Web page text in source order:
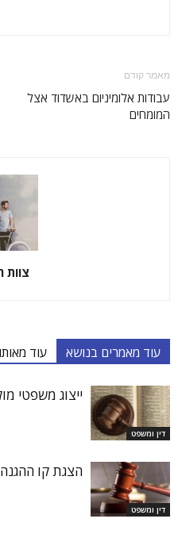
מאמר קודם
עבודות אלומיניום באשדוד אצל
המומחים
צוות
עוד מאמרים בנושא עוד
דין ומשפט
ייצוג משפטי
דין ומשפט
הצגת קו